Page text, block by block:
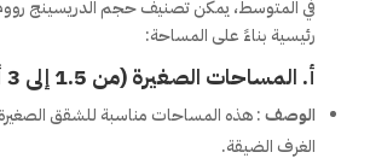
في المتوسط، يمكن تصنيف حجم الدريسينج
رئيسية بناءً على المساحة:
أ. المساحات الصغيرة (من 1.5 إلى 3 أمتار مربع)
الوصف: هذه المساحات مناسبة للشقق الصغيرة
الغرف الضيقة.